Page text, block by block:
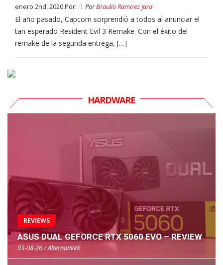
enero 2nd, 2020 Por: PorBraulio Ramirez Jara
El año pasado, Capcom sorprendió a todos al anunciar el
tan esperado Resident Evil 3 Remake. Con el éxito del
remake de la segunda entrega, […]
HARDWARE
REVIEWS
ASUS DUAL GEFORCE RTX 5060 EVO – REVIEW
03-08-26 / AlternativeX